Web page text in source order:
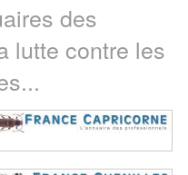
des
lutte contre les